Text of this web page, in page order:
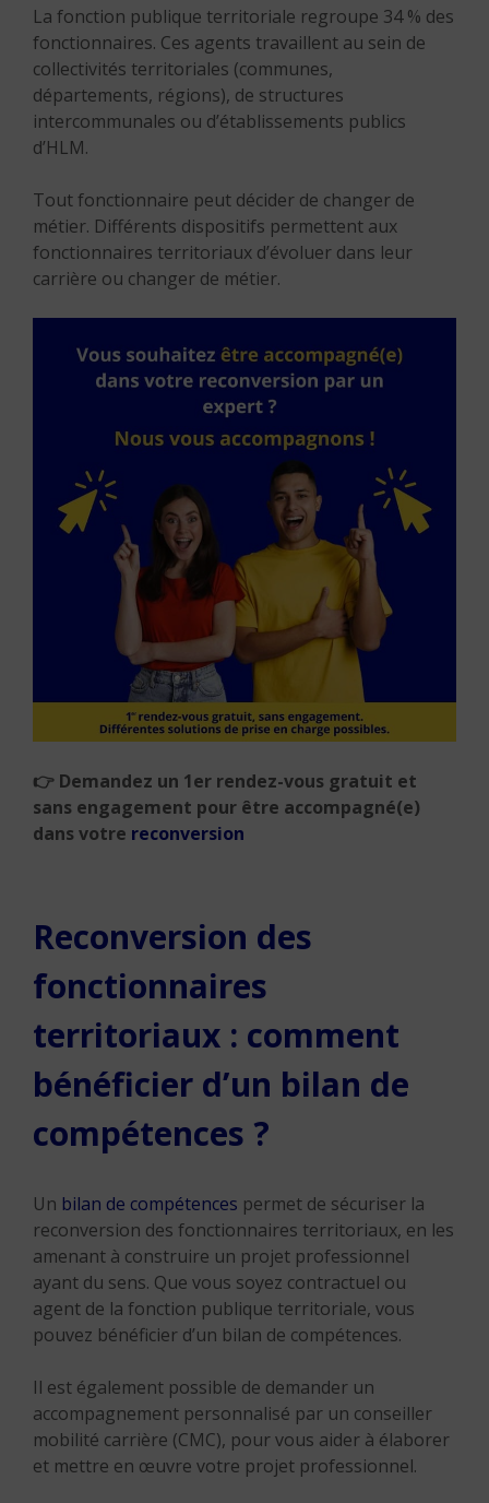
La fonction publique territoriale regroupe 34 % des
fonctionnaires. Ces agents travaillent au sein de
collectivités territoriales (communes,
départements, régions), de structures
intercommunales ou d’établissements publics
d’HLM.
Tout fonctionnaire peut décider de changer de
métier. Différents dispositifs permettent aux
fonctionnaires territoriaux d’évoluer dans leur
carrière ou changer de métier.
👉 Demandez un 1er rendez-vous gratuit et
sans engagement pour être accompagné(e)
dans votre reconversion
Reconversion des
fonctionnaires
territoriaux : comment
bénéficier d’un bilan de
compétences ?
Un bilan de compétences permet de sécuriser la
reconversion des fonctionnaires territoriaux, en les
amenant à construire un projet professionnel
ayant du sens. Que vous soyez contractuel ou
agent de la fonction publique territoriale, vous
pouvez bénéficier d’un bilan de compétences.
Il est également possible de demander un
accompagnement personnalisé par un conseiller
mobilité carrière (CMC), pour vous aider à élaborer
et mettre en œuvre votre projet professionnel.